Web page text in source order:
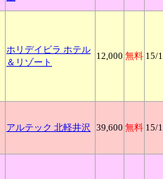
ホリデイビラ ホテル
＆リゾート
12,000 無料 15/
アルテック 北軽井沢 39,600 無料 15/